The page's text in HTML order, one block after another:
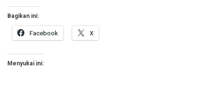
Bagikan ini:
Facebook X
Menyukai ini: